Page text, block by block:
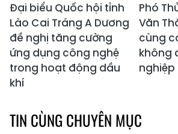
Đại biểu Quốc hội tỉnh
Lào Cai Tráng A Dương
đề nghị tăng cường
ứng dụng công nghệ
trong hoạt động dầu
khí
Phó
Văn
cùng
không
nghiệp
TIN CÙNG CHUYÊN MỤC